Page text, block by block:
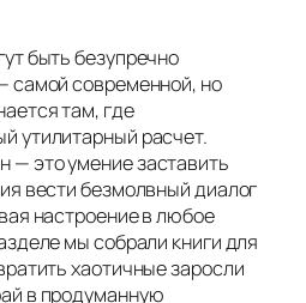
быть безупречно
самой современной, но
там, где
утилитарный расчет.
это умение заставить
вести безмолвный диалог
настроение в любое
мы собрали книги для
хаотичные заросли
в продуманную